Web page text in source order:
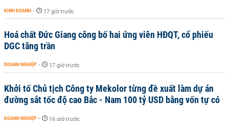
KINH DOANH - 17 giờ trước
Hoá chất Đức Giang công bố hai ứng viên HĐQT, cổ phiếu
DGC tăng trần
DOANH NGHIỆP - 17 giờ trước
Khởi tố Chủ tịch Công ty Mekolor từng đề xuất làm dự án
đường sắt tốc độ cao Bắc - Nam 100 tỷ USD bằng vốn tự có
DOANH NGHIỆP - 16 giờ trước